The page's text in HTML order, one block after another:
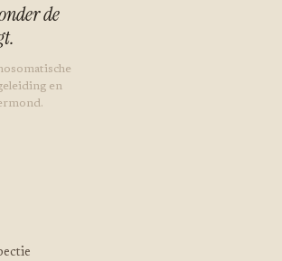
de
en